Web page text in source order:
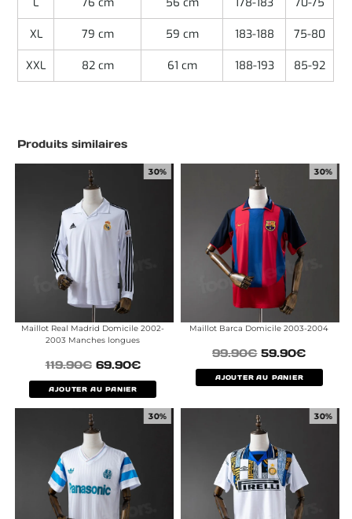
L 76 cm 56 cm 178-183 70-75
XL 79 cm 59 cm 183-188 75-80
XXL 82 cm 61 cm 188-193 85-92
Produits similaires
30%
Maillot Real Madrid Domicile 2002-
2003 Manches longues
119.90€ 69.90€
AJOUTER AU PANIER
30%
Maillot Barca Domicile 2003-2004
99.90€ 59.90€
AJOUTER AU PANIER
30% 30%